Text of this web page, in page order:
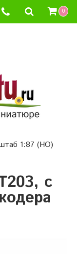
0
1:87 (HO)
с